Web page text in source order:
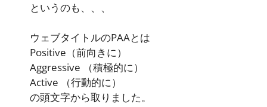
というのも、、、
ウェブタイトルのPAAとは
Positive （前向きに）
Aggressive
（積極的に）
Active
（行動的に）
の頭文字から取りました。